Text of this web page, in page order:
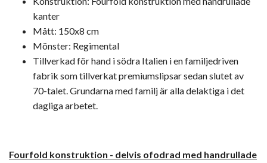
kanter
Mått: 150x8 cm
Mönster: Regimental
Tillverkad för hand i södra Italien i en familjedriven
fabrik som tillverkat premiumslipsar sedan slutet av
70-talet. Grundarna med familj är alla delaktiga i det
dagliga arbetet.
Fourfold konstruktion - delvis ofodrad med handrullade